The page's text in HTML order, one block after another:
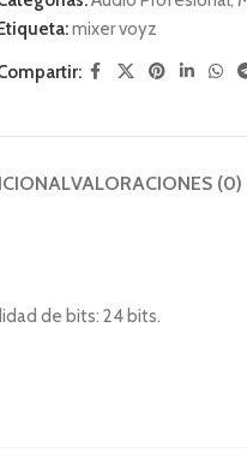
Etiqueta:mixer voyz
VALORACIONES (0)
de bits: 24 bits.